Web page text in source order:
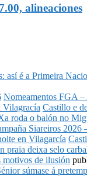
alineaciones
Nomeamentos FGA
Castillo e
roda o balón no
Siareiros 2026
motivos de ilusión
súmase á